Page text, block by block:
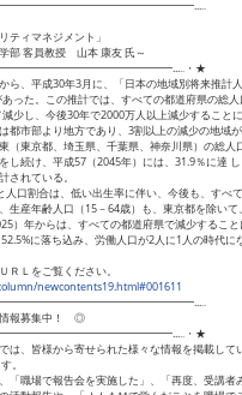
ティマネジメント」
客員教授 山本 康友 氏～
・★
ら、平成30年3月に、「日本の地域別将来推計
った。この推計では、すべての都道府県の総
少し、今後30年で2000万人以上減少すること
都市部より地方であり、3割以上の減少の地域
（東京都、埼玉県、千葉県、神奈川県）の総人
し続け、平成57（2045年）には、31.9％に達
されている。
口割合は、低い出生率に伴い、今後も、すべ
生産年齢人口（15－64歳）も、東京都を除いて
）年からは、すべての都道府県で減少するこ
に落ち込み、労働人口が2人に1人の時代に
Ｌをご覧ください。
newcontents19.html#001611
報募集中！ ◎
・★
は、皆様から寄せられた様々な情報を掲載して
。
「職場で報告会を実施した」、「再度、受講者